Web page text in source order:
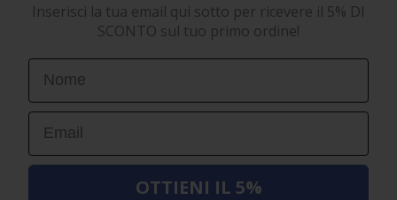
Inserisci la tua email qui sotto per ricevere il 5% DI
SCONTO sul tuo primo ordine!
First Name
Email
OTTIENI IL 5%